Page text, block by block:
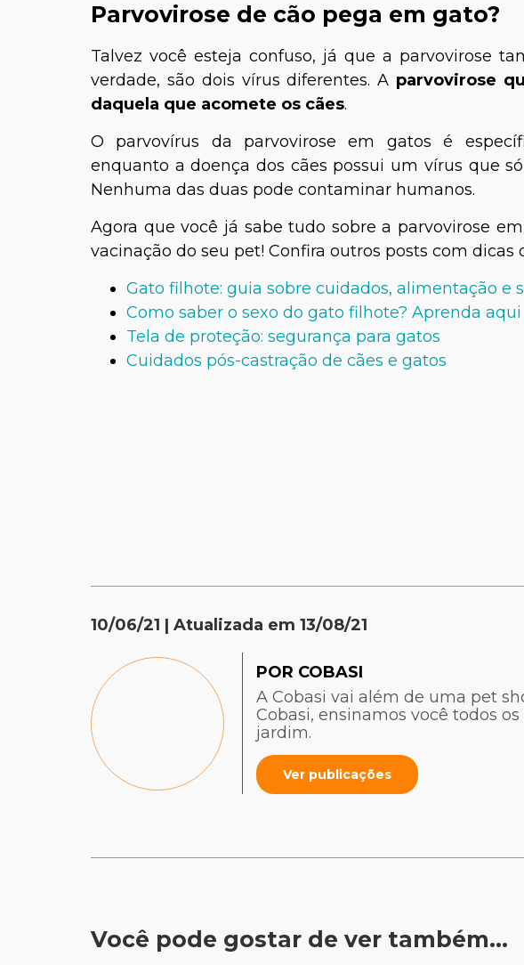
Parvovirose de cão pega em gato?
Talvez você esteja confuso, já que a parvovirose
verdade, são dois vírus diferentes. A parvovirose
daquela que acomete os cães.
O parvovírus da parvovirose em gatos é
enquanto a doença dos cães possui um vírus que
Nenhuma das duas pode contaminar humanos.
Agora que você já sabe tudo sobre a parvovirose
vacinação do seu pet! Confira outros posts com dicas
Gato filhote: guia sobre cuidados, alimentação e
Como saber o sexo do gato filhote? Aprenda aqui
Tela de proteção: segurança para gatos
Cuidados pós-castração de cães e gatos
10/06/21 | Atualizada em 13/08/21
POR COBASI
A Cobasi vai além de uma pet
Cobasi, ensinamos você todos
jardim.
Ver publicações
Você pode gostar de ver também…